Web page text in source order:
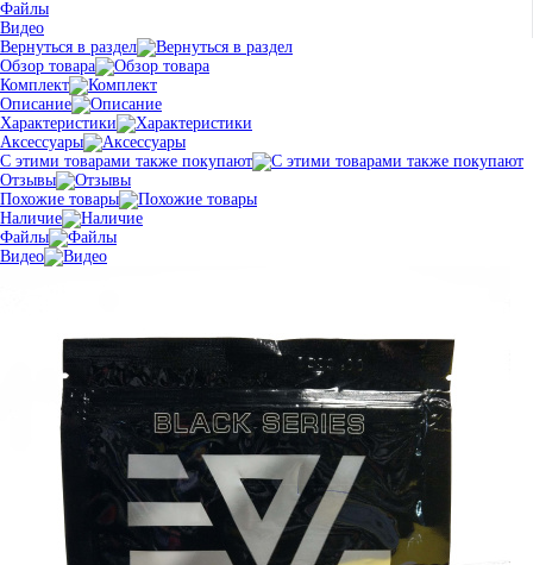
Файлы
Видео
Вернуться в раздел
Обзор товара
Комплект
Описание
Характеристики
Аксессуары
С этими товарами также покупают
Отзывы
Похожие товары
Наличие
Файлы
Видео